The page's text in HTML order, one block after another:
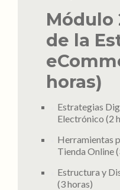
Módulo
de la
horas)
Estrategias
Electrónico (2
Herramientas
Tienda Online
Estructura y
(3 horas)